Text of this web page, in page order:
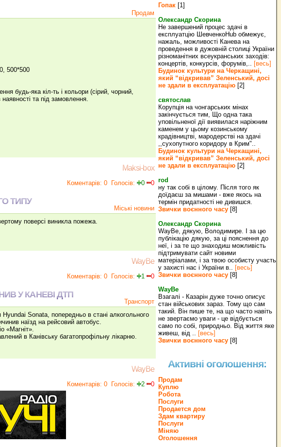
Продам
500*500
будь-яка кіл-ть і кольори (сірий, чорний,
та під замовлення.
Maksi-box
Коментарів: 0 Голосів: 0 0
ТИПУ
Міські новини
поверсі виникла пожежа.
WayBe
Коментарів: 0 Голосів: 1 0
У КАНЕВІ ДТП
Транспорт
Hyundai Sonata, попередньо в стані алкогольного
наїзд на рейсовий автобус.
«Магніт».
в Канівську багатопрофільну лікарню.
WayBe
Коментарів: 0 Голосів: 2 0
Гопак [1]
Олександр Скорина
Не завершений процес здачі в
експлуатцію ШевченкоHub обмежує,
нажаль, можливості Канева на
проведення в дужовній столиці України
різноманітних всеукранських заходів:
концертів, конкурсів, форумів,.. [весь]
Будинок культури на Черкащині,
який “відкривав” Зеленський, досі
не здали в експлуатацію [2]
святослав
Корупція на чонгарських мінах
закінчується тим, Що одна така
уповільненої дії виявилася наріжним
каменем у цьому козинському
крадівництві, мародерстві на здачі
,,сухопутного коридору в Крим"..
Будинок культури на Черкащині,
який “відкривав” Зеленський, досі
не здали в експлуатацію [2]
rod
ну так собі в цілому. Після того як
доїдаєш за мишами - вже якось на
термін придатності не дивишся.
Звички воєнного часу [8]
Олександр Скорина
WayBe, дякую, Володимире. І за цю
публікацію дякую, за ці пояснення до
неї, і за те що знаходиш можливість
підтримувати сайт новими
матеріалами, і за твою особисту участь
у захисті нас і України в.. [весь]
Звички воєнного часу [8]
WayBe
Взагалі - Казарін дуже точно описує
стан військових зараз. Тому що сам
такий. Він пише те, на що часто навіть
не звертаємо уваги - це відбується
само по собі, природньо. Від життя яке
живеш, від .. [весь]
Звички воєнного часу [8]
Активні оголошення:
Продам
Куплю
Робота
Послуги
Продается дом
Здам квартиру
Послуги
Міняю
Оголошення